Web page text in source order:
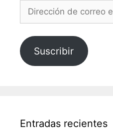
de
electrónico
Suscribir
Entradas recientes